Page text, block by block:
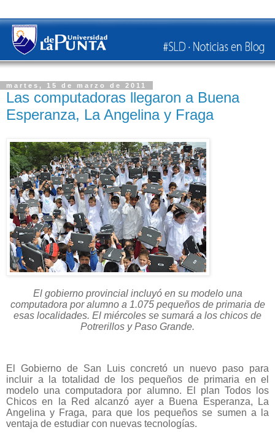
martes, 15 de marzo de 2011
Las computadoras llegaron a Buena
Esperanza, La Angelina y Fraga
El gobierno provincial incluyó en su modelo una
computadora por alumno a 1.075 pequeños de primaria de
esas localidades. El miércoles se sumará a los chicos de
Potrerillos y Paso Grande.
El Gobierno de San Luis concretó un nuevo paso para
incluir a la totalidad de los pequeños de primaria en el
modelo una computadora por alumno. El plan Todos los
Chicos en la Red alcanzó ayer a Buena Esperanza, La
Angelina y Fraga, para que los pequeños se sumen a la
ventaja de estudiar con nuevas tecnologías.